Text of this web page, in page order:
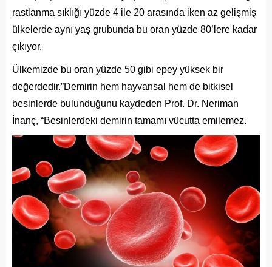
rastlanma sıklığı yüzde 4 ile 20 arasında iken az gelişmiş
ülkelerde aynı yaş grubunda bu oran yüzde 80’lere kadar
çıkıyor.
Ülkemizde bu oran yüzde 50 gibi epey yüksek bir
değerdedir.”Demirin hem hayvansal hem de bitkisel
besinlerde bulunduğunu kaydeden Prof. Dr. Neriman
İnanç, “Besinlerdeki demirin tamamı vücutta emilemez.